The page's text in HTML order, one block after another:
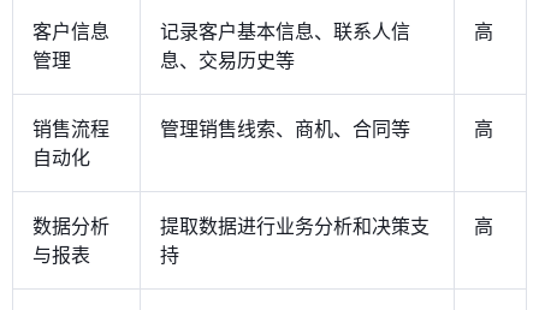
客户信息
管理
记录客户基本信息、联系人信
息、交易历史等
高
销售流程
自动化
管理销售线索、商机、合同等 高
数据分析
与报表
提取数据进行业务分析和决策支
持
高